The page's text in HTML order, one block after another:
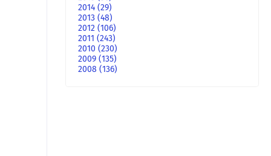
2014 (29)
2013 (48)
2012 (106)
2011 (243)
2010 (230)
2009 (135)
2008 (136)